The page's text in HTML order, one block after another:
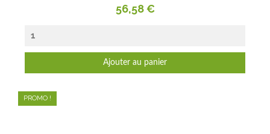
Prix
56,58 €
Ajouter au panier
PROMO !